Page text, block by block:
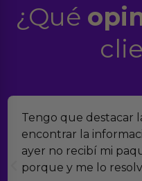
¿Qué
Tengo que destacar
encontrar la
ayer no recibí mi
porque y me lo